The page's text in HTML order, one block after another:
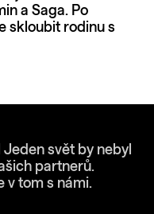
a Saga. Po
skloubit rodinu s
svět by nebyl
partnerů.
v tom s námi.